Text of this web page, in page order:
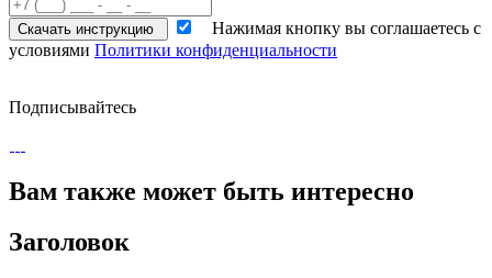
Скачать инструкцию
Нажимая кнопку вы соглашаетесь с
условиями Политики конфиденциальности
Подписывайтесь
Вам также может быть интересно
Заголовок